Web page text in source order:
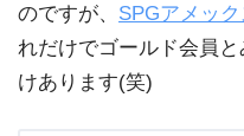
のですが、 SPGアメッ
れだけでゴールド会員
けあります(笑)